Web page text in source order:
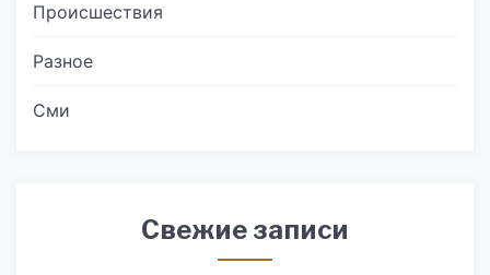
Происшествия
Разное
Сми
Свежие записи